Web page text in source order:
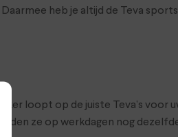
heb je altijd de Teva
loopt op de juiste Teva’s voor
ze op werkdagen nog